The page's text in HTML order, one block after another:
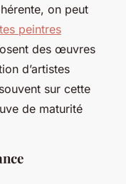
on peut
peintres
des œuvres
d’artistes
sur cette
de maturité